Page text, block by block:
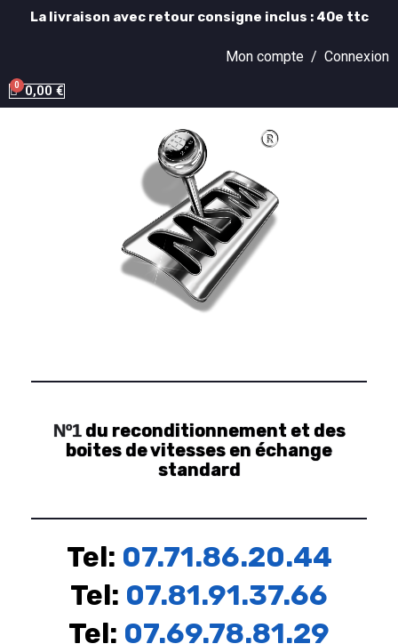
La livraison avec retour consigne inclus : 40e ttc
Mon compte / Connexion
0,00 €
Nº1du reconditionnement et des
boites de vitesses en échange
standard
Tel: 07.71.86.20.44
Tel: 07.81.91.37.66
Tel: 07.69.78.81.29